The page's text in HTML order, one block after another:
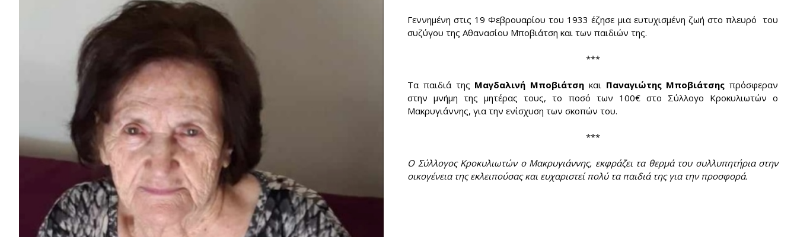
Γεννημένη στις 19 Φεβρουαρίου του 1933 έζησε μια ευτυχισμένη ζωή στο πλευρό του
συζύγου της Αθανασίου Μποβιάτση και των παιδιών της.
***
Τα παιδιά της Μαγδαλινή Μποβιάτση και Παναγιώτης Μποβιάτσης πρόσφεραν
στην μνήμη της μητέρας τους, το ποσό των 100€ στο Σύλλογο Κροκυλιωτών ο
Μακρυγιάννης, για την ενίσχυση των σκοπών του.
***
Ο Σύλλογος Κροκυλιωτών ο Μακρυγιάννης, εκφράζει τα θερμά του συλλυπητήρια στην
οικογένεια της εκλειπούσας και ευχαριστεί πολύ τα παιδιά της για την προσφορά.